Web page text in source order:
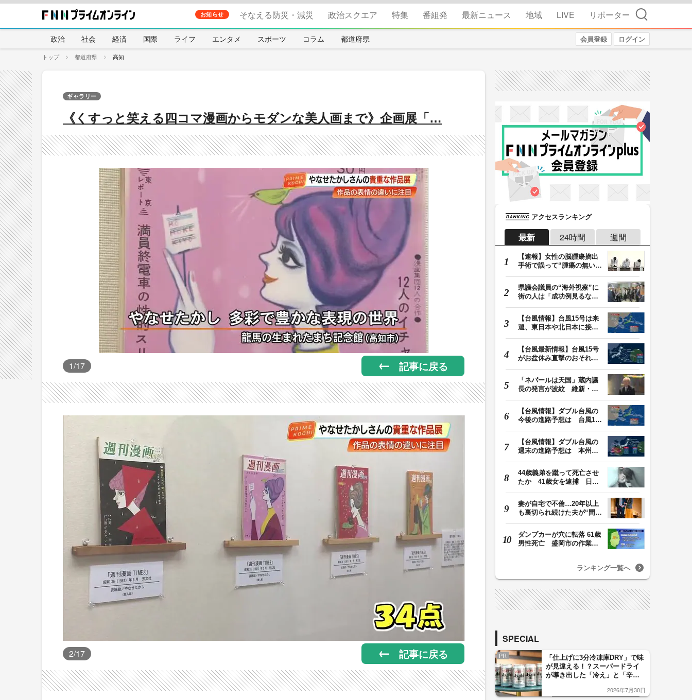
お知らせ そなえる防災・減災 政治スクエア 特集 番組発 最新ニュース 地域 LIVE リポーター 検索
政治 社会 経済 国際 ライフ エンタメ スポーツ コラム 都道府県 会員登録 ログイン
トップ 都道府県 高知
《くすっと笑える四コマ漫画からモダンな美人画まで》企画展「…
ギャラリー
1/17 記事に戻る
2/17 記事に戻る
アクセスランキング
最新 24時間 週間
【速報】女性の脳腫瘍摘出
手術で誤って“腫瘍の無い部
県議会議員の“海外視察”に
街の人は「成功例見るなら
【台風情報】台風15号は来
週、東日本や北日本に接近
【台風最新情報】台風15号
がお盆休み直撃のおそれ
「ネパールは天国」蔵内議
長の発言が波紋 維新・吉
【台風情報】ダブル台風の
今後の進路予想は 台風13
【台風情報】ダブル台風の
週末の進路予想は 本州は
44歳義弟を蹴って死亡させ
たか 41歳女を逮捕 日頃
妻が自宅で不倫…20年以上
も裏切られ続けた夫が“間
ダンプカーが穴に転落 61歳
男性死亡 盛岡市の作業
ランキング一覧へ
SPECIAL
PR
「仕上げに3分冷凍庫DRY」で味
が見違える！？スーパードライ
が導き出した「冷え」と「辛
した「辛口カーブ」が飲み頃の
2026年7月30日